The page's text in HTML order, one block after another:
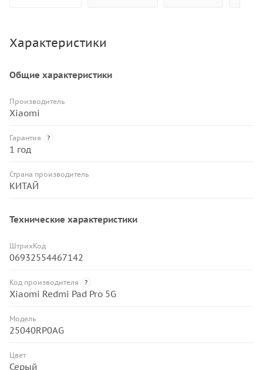
Характеристики
Общие характеристики
Производитель
Xiaomi
Гарантия ?
1 год
Страна производитель
КИТАЙ
Технические характеристики
ШтрихКод
06932554467142
Код производителя ?
Xiaomi Redmi Pad Pro 5G
Модель
25040RP0AG
Цвет
Серый